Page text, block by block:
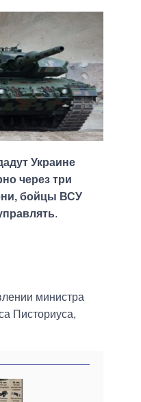
Украине
через три
бойцы ВСУ
.
министра
Писториуса,